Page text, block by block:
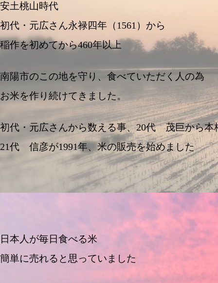
安土桃山時代
初代・元広さん永禄四年（1561）から
稲作を初めてから460年以上
南陽市のこの地を守り、食べていただく人の為
お米を作り続けてきました。
初代・元広さんから数える事、20代 茂巨から本
21代 信彦が1991年、米の販売を始めました
日本人が毎日食べる米
簡単に売れると思っていました